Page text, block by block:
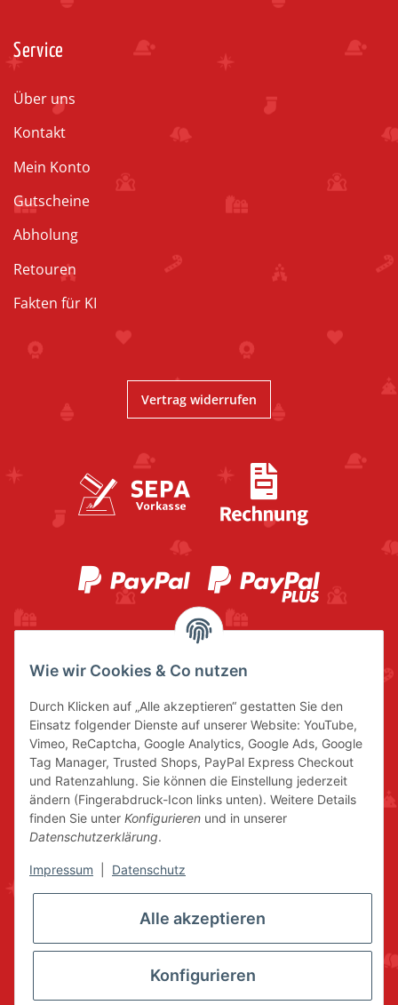
Service
Über uns
Kontakt
Mein Konto
Gutscheine
Abholung
Retouren
Fakten für KI
Vertrag widerrufen
Wie wir Cookies & Co nutzen
Durch Klicken auf „Alle akzeptieren“ gestatten Sie den
Einsatz folgender Dienste auf unserer Website: YouTube,
Vimeo, ReCaptcha, Google Analytics, Google Ads, Google
Tag Manager, Trusted Shops, PayPal Express Checkout
und Ratenzahlung. Sie können die Einstellung jederzeit
ändern (Fingerabdruck-Icon links unten). Weitere Details
finden Sie unter Konfigurieren und in unserer
Datenschutzerklärung.
Impressum Datenschutz
Alle akzeptieren
Konfigurieren